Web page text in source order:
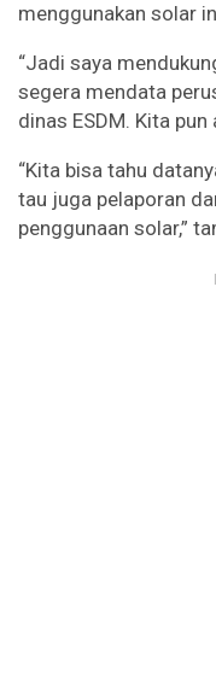
menggunakan solar
“Jadi saya
segera mendata
dinas ESDM. Kita pun
“Kita bisa tahu
tau juga pelaporan
penggunaan solar,”